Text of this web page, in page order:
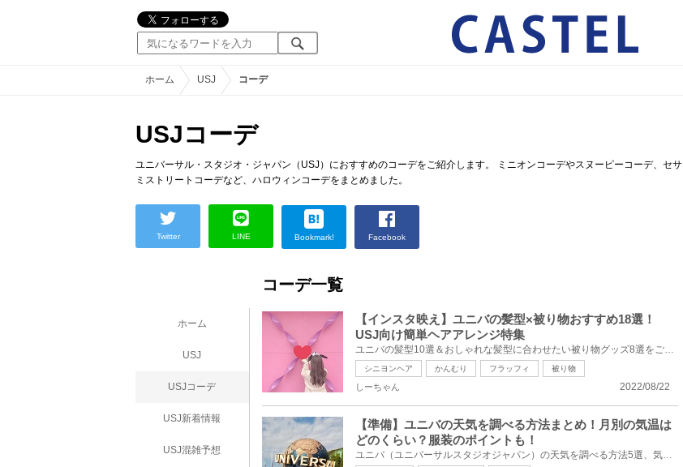
ホーム
USJ
USJコーデ
USJ新着情報
USJ混雑予想
ホーム USJ コーデ
USJコーデ
ユニバーサル・スタジオ・ジャパン（USJ）におすすめのコーデをご紹介します。 ミニオンコーデやスヌーピーコーデ、セサ
ミストリートコーデなど、ハロウィンコーデをまとめました。
Twitter LINE Bookmark! Facebook
コーデ一覧
【インスタ映え】ユニバの髪型×被り物おすすめ18選！
USJ向け簡単ヘアアレンジ特集
ユニバの髪型10選＆おしゃれな髪型に合わせたい被り物グッズ8選をご紹介します。ユニバーサルスタジオジ...
シニヨンヘア かんむり フラッフィ 被り物
2022/08/22
しーちゃん
【準備】ユニバの天気を調べる方法まとめ！月別の気温は
どのくらい？服装のポイントも！
ユニバ（ユニバーサルスタジオジャパン）の天気を調べる方法5選、気象庁が発表している大阪の過去30年分...